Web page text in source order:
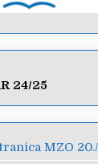
24/25
MZO